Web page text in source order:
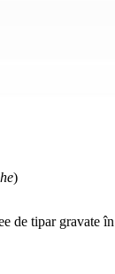
)
de tipar gravate